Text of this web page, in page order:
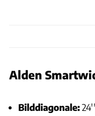
Alden
Bilddiagonale:24''